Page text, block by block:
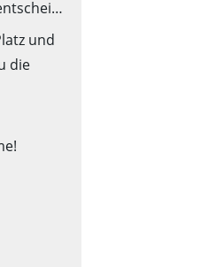
und
die